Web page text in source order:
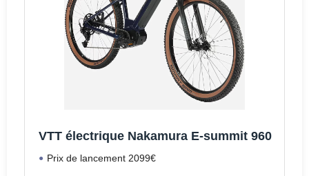
VTT électrique Nakamura E-summit 960
Prix de lancement 2099€